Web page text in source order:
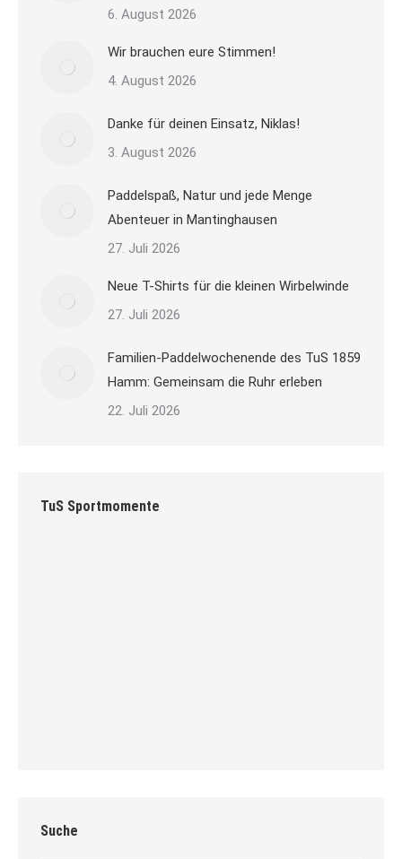
6. August 2026
Wir brauchen eure Stimmen!
4. August 2026
Danke für deinen Einsatz, Niklas!
3. August 2026
Paddelspaß, Natur und jede Menge
Abenteuer in Mantinghausen
27. Juli 2026
Neue T-Shirts für die kleinen Wirbelwinde
27. Juli 2026
Familien-Paddelwochenende des TuS 1859
Hamm: Gemeinsam die Ruhr erleben
22. Juli 2026
TuS Sportmomente
Suche